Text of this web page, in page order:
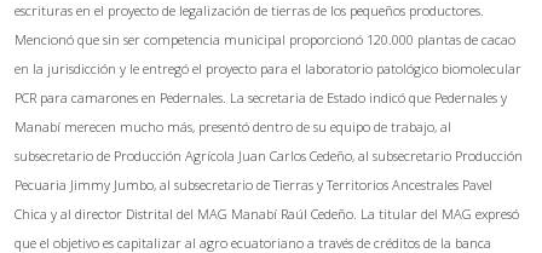
escrituras en el proyecto de legalización de tierras de los pequeños productores.
Mencionó que sin ser competencia municipal proporcionó 120.000 plantas de cacao
en la jurisdicción y le entregó el proyecto para el laboratorio patológico biomolecular
PCR para camarones en Pedernales. La secretaria de Estado indicó que Pedernales y
Manabí merecen mucho más, presentó dentro de su equipo de trabajo, al
subsecretario de Producción Agrícola Juan Carlos Cedeño, al subsecretario Producción
Pecuaria Jimmy Jumbo, al subsecretario de Tierras y Territorios Ancestrales Pavel
Chica y al director Distrital del MAG Manabí Raúl Cedeño. La titular del MAG expresó
que el objetivo es capitalizar al agro ecuatoriano a través de créditos de la banca